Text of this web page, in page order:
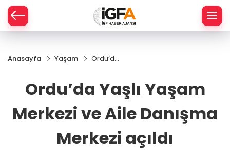
Anasayfa Yaşam
Ordu’da
Merkezi
Danışma
Merkezi
açıldı
Ordu’da Yaşlı Yaşam
Merkezi ve Aile Danışma
Merkezi açıldı